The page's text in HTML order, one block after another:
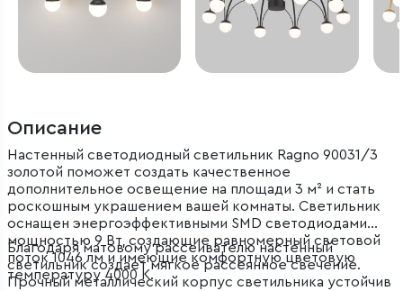
Описание
Настенный светодиодный светильник Ragno 90031/3
золотой поможет создать качественное
дополнительное освещение на площади 3 м² и стать
роскошным украшением вашей комнаты. Светильник
оснащен энергоэффективными SMD светодиодами
мощностью 9 Вт, создающие равномерный световой
поток 1046 лм и имеющие комфортную цветовую
температуру 4000 К.
Благодаря матовому рассеивателю настенный
светильник создает мягкое рассеянное свечение.
Прочный металлический корпус светильника устойчив